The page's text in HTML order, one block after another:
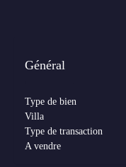
Général
Type de bien
Villa
Type de transaction
A vendre